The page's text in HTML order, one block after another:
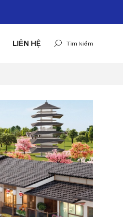
LIÊN HỆ Tìm kiếm